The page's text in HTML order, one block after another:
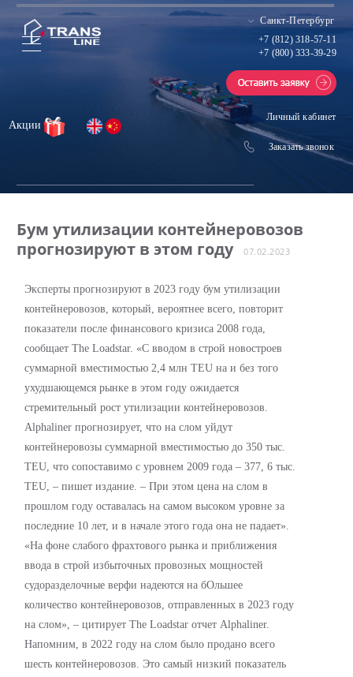
Санкт-Петербург
Заказать звонок
+7 (812) 318-57-11
+7 (800) 333-39-29
Личный кабинет
Акции
Бум утилизации контейнеровозов
прогнозируют в этом году
07.02.2023
Эксперты прогнозируют в 2023 году бум утилизации
контейнеровозов, который, вероятнее всего, повторит
показатели после финансового кризиса 2008 года,
сообщает The Loadstar. «С вводом в строй новостроев
суммарной вместимостью 2,4 млн TEU на и без того
ухудшающемся рынке в этом году ожидается
стремительный рост утилизации контейнеровозов.
Alphaliner прогнозирует, что на слом уйдут
контейнеровозы суммарной вместимостью до 350 тыс.
TEU, что сопоставимо с уровнем 2009 года – 377, 6 тыс.
TEU, – пишет издание. – При этом цена на слом в
прошлом году оставалась на самом высоком уровне за
последние 10 лет, и в начале этого года она не падает».
«На фоне слабого фрахтового рынка и приближения
ввода в строй избыточных провозных мощностей
судоразделочные верфи надеются на бОльшее
количество контейнеровозов, отправленных в 2023 году
на слом», – цитирует The Loadstar отчет Alphaliner.
Напомним, в 2022 году на слом было продано всего
шесть контейнеровозов. Это самый низкий показатель